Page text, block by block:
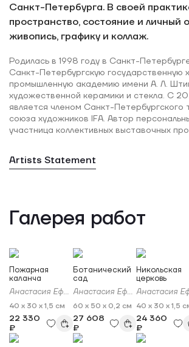
Санкт-Петербурга. В своей
пространство, состояние и личный
живопись, графику и коллаж.
Родилась в 1998 году в Санкт-
Санкт-Петербургскую государственную
промышленную академию имени А. Л.
художественной керамики и стекла. С
является членом Санкт-Петербургского
союза художников IFA. Автор
участница коллективных выставочных
Artists Statement
Галерея работ
Пожарная
каланча
Анастасия Ефимова
40 x 30 x 1,5 см
22 330
₽
Ботанический
сад
Анастасия Ефимова
60 x 50 x 0,2 см
27 608
₽
Никольская
церковь
40 x 30 x 1,5
24 360
₽